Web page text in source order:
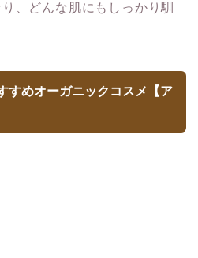
、どんな肌にもしっかり馴
すめオーガニックコスメ【ア